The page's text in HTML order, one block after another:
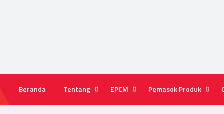
Beranda Tentang EPCM Pemasok Produk